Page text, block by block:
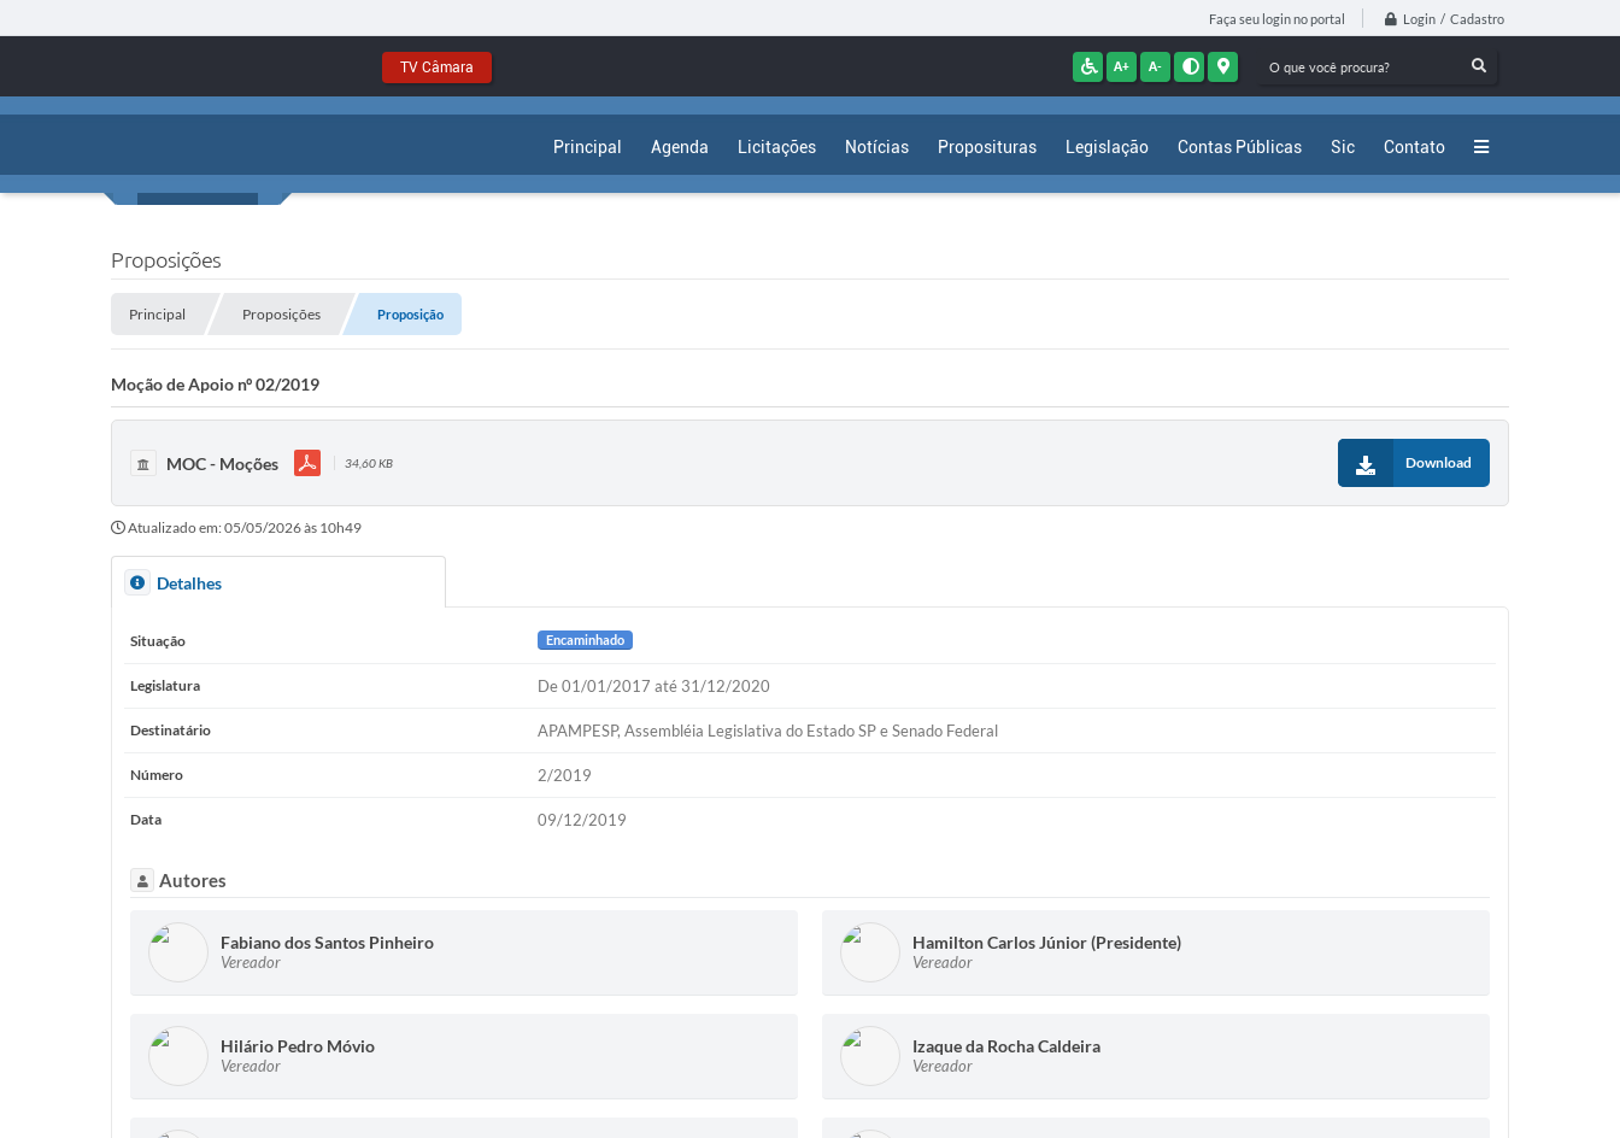
Faça seu login no portal Login / Cadastro
TV Câmara A+ A-
Principal Agenda Licitações Notícias Proposituras Legislação Contas Públicas Sic Contato
Proposições
Principal Proposições Proposição
Moção de Apoio nº 02/2019
MOC - Moções 34,60 KB Download
Atualizado em: 05/05/2026 às 10h49
Detalhes
Situação Encaminhado
Legislatura De 01/01/2017 até 31/12/2020
Destinatário APAMPESP, Assembléia Legislativa do Estado SP e Senado Federal
Número 2/2019
Data 09/12/2019
Autores
Fabiano dos Santos Pinheiro
Vereador
Hamilton Carlos Júnior (Presidente)
Vereador
Hilário Pedro Móvio
Vereador
Izaque da Rocha Caldeira
Vereador